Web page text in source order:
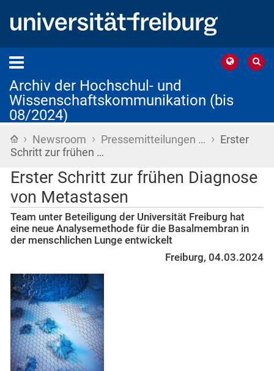
Archiv der Hochschul- und
Wissenschaftskommunikation (bis
08/2024)
Startseite
› Newsroom › Pressemitteilungen … › Erster
Schritt zur frühen …
Erster Schritt zur frühen Diagnose
von Metastasen
Team unter Beteiligung der Universität Freiburg hat
eine neue Analysemethode für die Basalmembran in
der menschlichen Lunge entwickelt
Freiburg, 04.03.2024